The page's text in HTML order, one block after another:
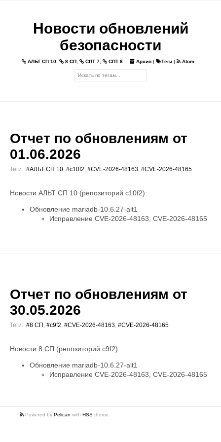
Новости обновлений
безопасности
АЛЬТ СП 10 8 СП СПТ 7 СПТ 6 Архив | Теги | Atom
Отчет по обновлениям от
01.06.2026
Теги: #АЛЬТ СП 10 #c10f2 #CVE-2026-48163 #CVE-2026-48165
Новости АЛЬТ СП 10 (репозиторий c10f2):
Обновление mariadb-10.6.27-alt1
Исправление CVE-2026-48163, CVE-2026-48165
Отчет по обновлениям от
30.05.2026
Теги: #8 СП #c9f2 #CVE-2026-48163 #CVE-2026-48165
Новости 8 СП (репозиторий c9f2):
Обновление mariadb-10.6.27-alt1
Исправление CVE-2026-48163, CVE-2026-48165
Powered by Pelican with HSS theme.